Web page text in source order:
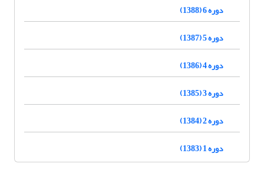
دوره 6 (1388)
دوره 5 (1387)
دوره 4 (1386)
دوره 3 (1385)
دوره 2 (1384)
دوره 1 (1383)